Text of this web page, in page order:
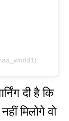
दी है कि
मिलोगे वो